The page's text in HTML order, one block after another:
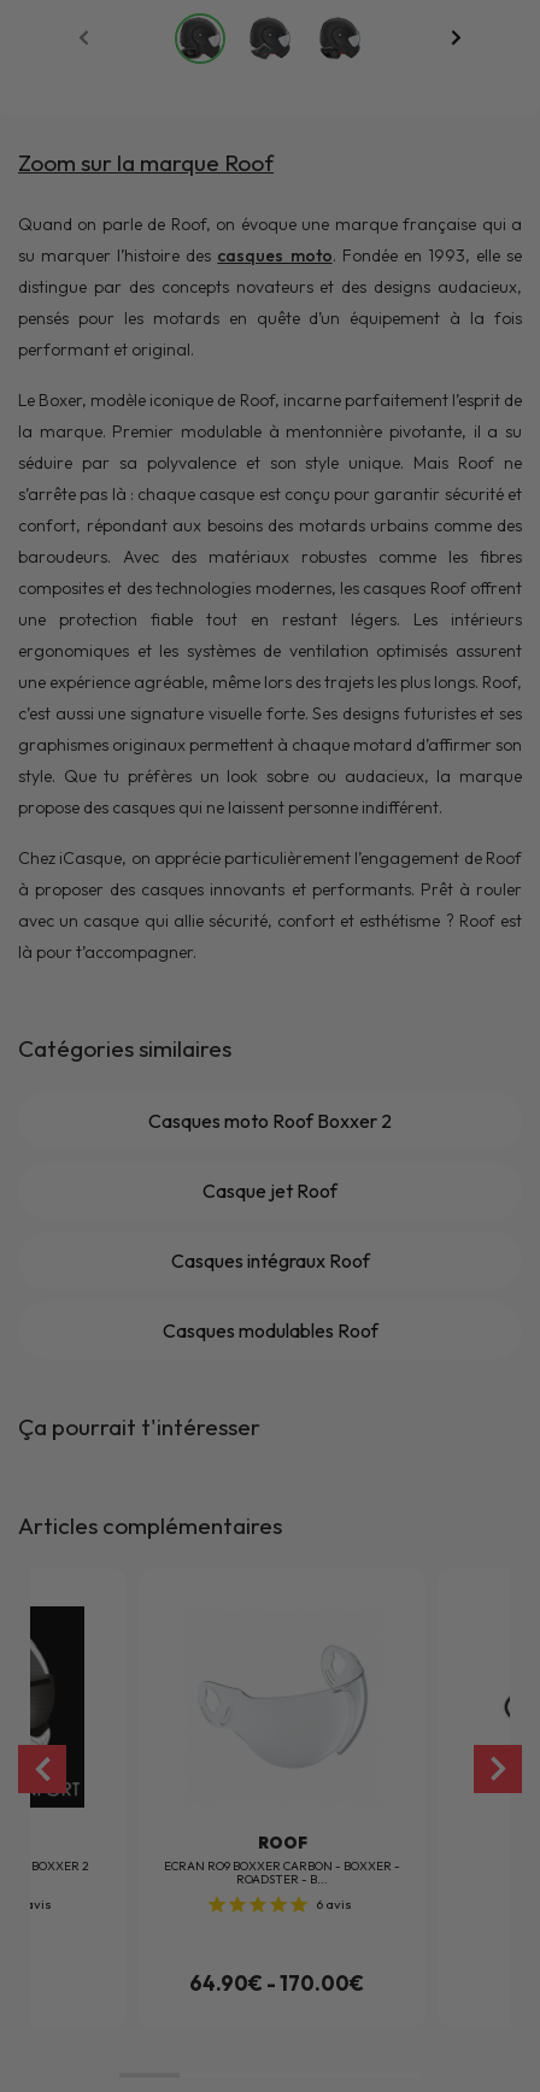
Zoom sur la marque Roof
Quand on parle de Roof, on évoque une marque française qui a
su marquer l’histoire des casques moto. Fondée en 1993, elle se
distingue par des concepts novateurs et des designs audacieux,
pensés pour les motards en quête d’un équipement à la fois
performant et original.
Le Boxer, modèle iconique de Roof, incarne parfaitement l’esprit de
la marque. Premier modulable à mentonnière pivotante, il a su
séduire par sa polyvalence et son style unique. Mais Roof ne
s’arrête pas là : chaque casque est conçu pour garantir sécurité et
confort, répondant aux besoins des motards urbains comme des
baroudeurs. Avec des matériaux robustes comme les fibres
composites et des technologies modernes, les casques Roof offrent
une protection fiable tout en restant légers. Les intérieurs
ergonomiques et les systèmes de ventilation optimisés assurent
une expérience agréable, même lors des trajets les plus longs. Roof,
c’est aussi une signature visuelle forte. Ses designs futuristes et ses
graphismes originaux permettent à chaque motard d’affirmer son
style. Que tu préfères un look sobre ou audacieux, la marque
propose des casques qui ne laissent personne indifférent.
Chez iCasque, on apprécie particulièrement l’engagement de Roof
à proposer des casques innovants et performants. Prêt à rouler
avec un casque qui allie sécurité, confort et esthétisme ? Roof est
là pour t’accompagner.
Catégories similaires
Casques moto Roof Boxxer 2
Casque jet Roof
Casques intégraux Roof
Casques modulables Roof
Ça pourrait t'intéresser
Articles complémentaires
- BOXXER 2
avis
ROOF
ECRAN RO9 BOXXER CARBON - BOXXER -
ROADSTER - B...
6 avis
64.90€ - 170.00€